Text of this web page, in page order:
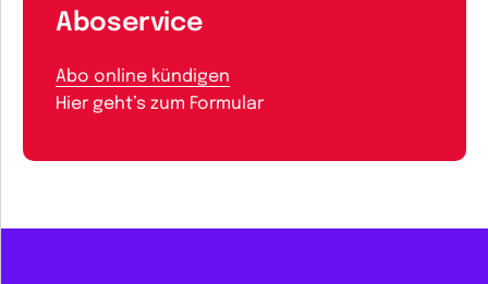
Aboservice
Abo online kündigen
Hier geht’s zum Formular